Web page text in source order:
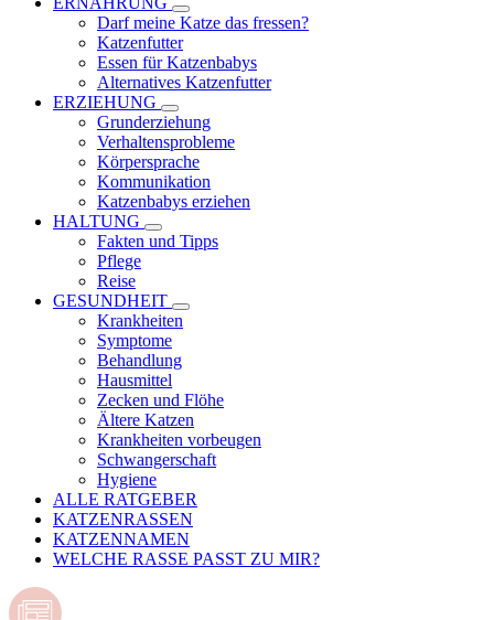
Darf meine Katze das fressen?
Katzenfutter
Essen für Katzenbabys
Alternatives Katzenfutter
ERZIEHUNG
Grunderziehung
Verhaltensprobleme
Körpersprache
Kommunikation
Katzenbabys erziehen
HALTUNG
Fakten und Tipps
Pflege
Reise
GESUNDHEIT
Krankheiten
Symptome
Behandlung
Hausmittel
Zecken und Flöhe
Ältere Katzen
Krankheiten vorbeugen
Schwangerschaft
Hygiene
ALLE RATGEBER
KATZENRASSEN
KATZENNAMEN
WELCHE RASSE PASST ZU MIR?